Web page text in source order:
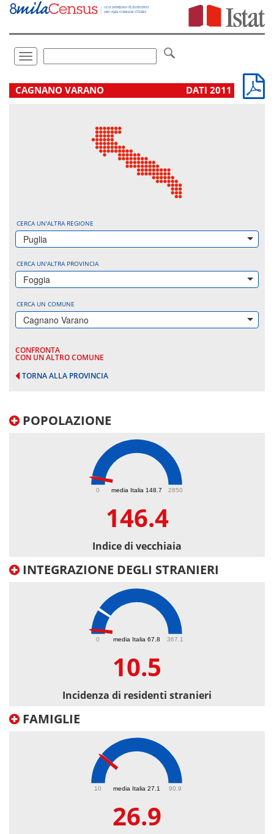
Vai
direttamente
Toggle
navigation
.
CAGNANO VARANO DATI 2011
CERCA UN'ALTRA REGIONE
Puglia
CERCA UN'ALTRA PROVINCIA
Foggia
CERCA UN COMUNE
Cagnano Varano
CONFRONTA
CON UN ALTRO COMUNE
TORNA ALLA PROVINCIA
POPOLAZIONE
media Italia 148.7
0 2850
146.4
Indice di vecchiaia
INTEGRAZIONE DEGLI STRANIERI
media Italia 67.8
0 367.1
10.5
Incidenza di residenti stranieri
FAMIGLIE
media Italia 27.1
10 90.9
26.9